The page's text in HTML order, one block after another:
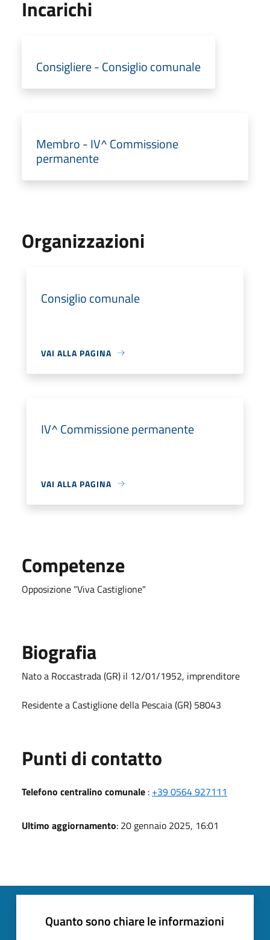
Incarichi
Consigliere - Consiglio comunale
Membro - IV^ Commissione
permanente
Organizzazioni
Consiglio comunale
VAI ALLA PAGINA
IV^ Commissione permanente
VAI ALLA PAGINA
Competenze
Opposizione "Viva Castiglione"
Biografia
Nato a Roccastrada (GR) il 12/01/1952, imprenditore
Residente a Castiglione della Pescaia (GR) 58043
Punti di contatto
Telefono centralino comunale : +39 0564 927111
Ultimo aggiornamento: 20 gennaio 2025, 16:01
Quanto sono chiare le informazioni